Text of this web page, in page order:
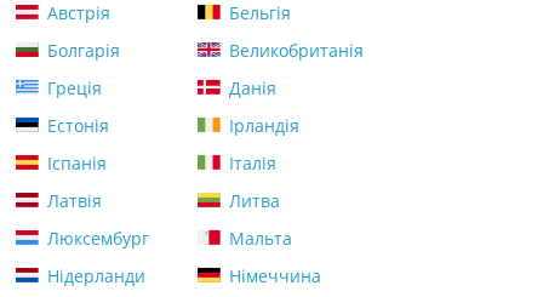
Австрія
Бельгія
Болгарія
Великобританія
Греція
Данія
Естонія
Ірландія
Іспанія
Італія
Латвія
Литва
Люксембург
Мальта
Нідерланди
Німеччина